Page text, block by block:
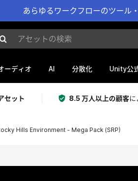
あらゆるワークフローのツール
セットの検索
ーディオ AI 分散化 Unity公
セット 8.5 万人以上の顧客に
Hills Environment - Mega Pack (SRP)